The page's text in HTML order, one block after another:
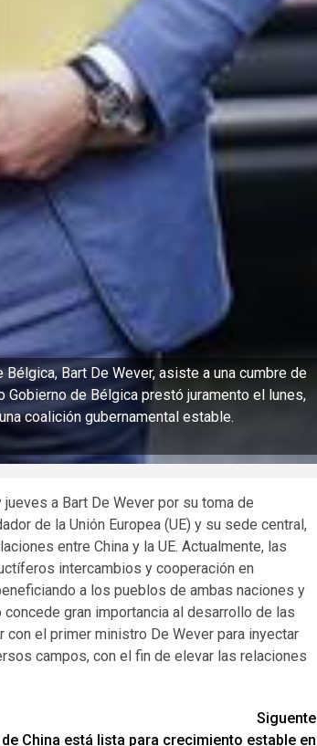
Bart De Wever, asiste a una cumbre de
Gobierno de Bélgica prestó juramento el lunes,
coalición gubernamental estable.
a Bart De Wever por su toma de
de la Unión Europea (UE) y su sede central,
entre China y la UE. Actualmente, las
intercambios y cooperación en
a los pueblos de ambas naciones y
gran importancia al desarrollo de las
el primer ministro De Wever para inyectar
campos, con el fin de elevar las relaciones
Siguente
China está lista para crecimiento estable en